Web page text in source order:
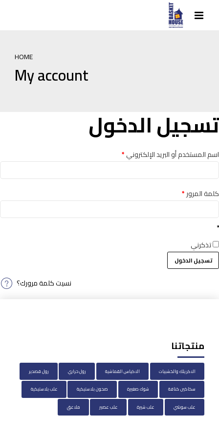
HOME
My account
تسجيل الدخول
اسم المستخدم أو البريد الإلكتروني*مطلوبة
كلمة المرور*مطلوبة
تذكرني
تسجيل الدخول
نسيت كلمة مرورك؟
منتجاتنا
الاكريلك والخشبيات الاكياس القماشية رول حراري رول قصدير
سكاكين كنافة شوك صغيرة صحون بلاستيكية علب بلاستيكية
علب سوشي علب شيرة علب عصير ملاعق